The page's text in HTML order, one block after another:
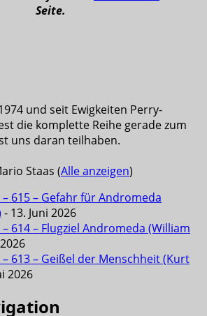
Seite.
und seit Ewigkeiten Perry-
die komplette Reihe gerade zum
uns daran teilhaben.
Staas (Alle anzeigen)
615 – Gefahr für Andromeda
- 13. Juni 2026
614 – Flugziel Andromeda (William
613 – Geißel der Menschheit (Kurt
2026